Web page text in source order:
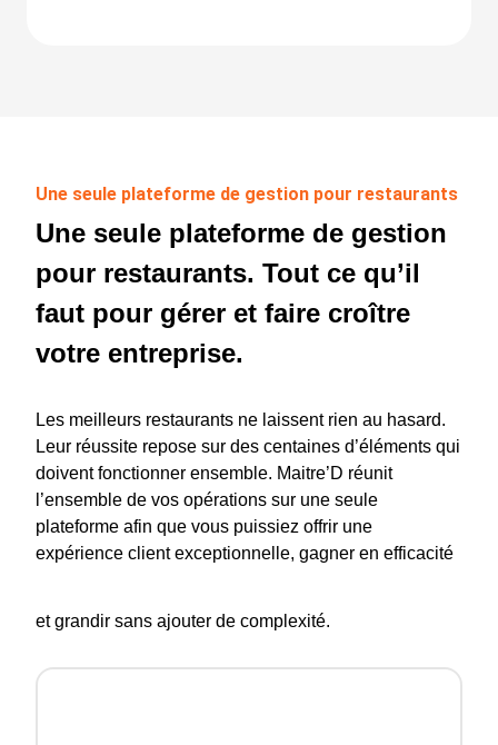
Une seule plateforme de gestion pour restaurants
Une seule plateforme de gestion
pour restaurants. Tout ce qu’il
faut pour gérer et faire croître
votre entreprise.
Les meilleurs restaurants ne laissent rien au hasard.
Leur réussite repose sur des centaines d’éléments qui
doivent fonctionner ensemble. Maitre’D réunit
l’ensemble de vos opérations sur une seule
plateforme afin que vous puissiez offrir une
expérience client exceptionnelle, gagner en efficacité
et grandir sans ajouter de complexité.